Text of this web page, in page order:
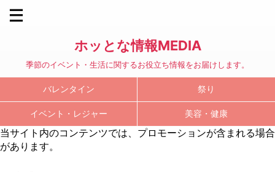
ホッとな情報MEDIA
季節のイベント・生活に関するお役立ち情報をお届けします。
バレンタイン 祭り
イベント・レジャー 美容・健康
当サイト内のコンテンツでは、プロモーションが含まれる場合
があります。